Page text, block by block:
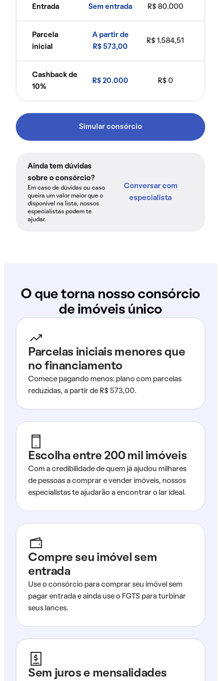
Entrada Sem entrada R$ 80.000
Parcela
inicial
A partir de
R$ 573,00
R$ 1.584,51
Cashback de
10%
R$ 20.000 R$ 0
Simular consórcio
Ainda tem dúvidas
sobre o consórcio?
Em caso de dúvidas ou caso
queira um valor maior que o
disponível na lista, nossos
especialistas podem te
ajudar.
Conversar com
especialista
O que torna nosso consórcio
de imóveis único
Parcelas iniciais menores que
no financiamento
Comece pagando menos: plano com parcelas
reduzidas, a partir de R$ 573,00.
Escolha entre 200 mil imóveis
Com a credibilidade de quem já ajudou milhares
de pessoas a comprar e vender imóveis, nossos
especialistas te ajudarão a encontrar o lar ideal.
Compre seu imóvel sem
entrada
Use o consórcio para comprar seu imóvel sem
pagar entrada e ainda use o FGTS para turbinar
seus lances.
Sem juros e mensalidades